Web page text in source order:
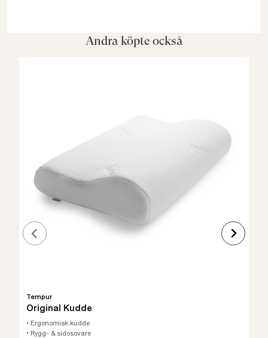
Andra köpte också
Tempur
Original Kudde
• Ergonomisk kudde
• Rygg- & sidosovare